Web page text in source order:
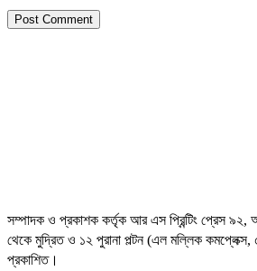
সম্পাদক ও প্রকাশক কর্তৃক আর এস প্রিন্টিং প্রেস ৯২,
থেকে মুদ্রিত ও ১২ পুরানা পল্টন (এল মল্লিক
প্রকাশিত।